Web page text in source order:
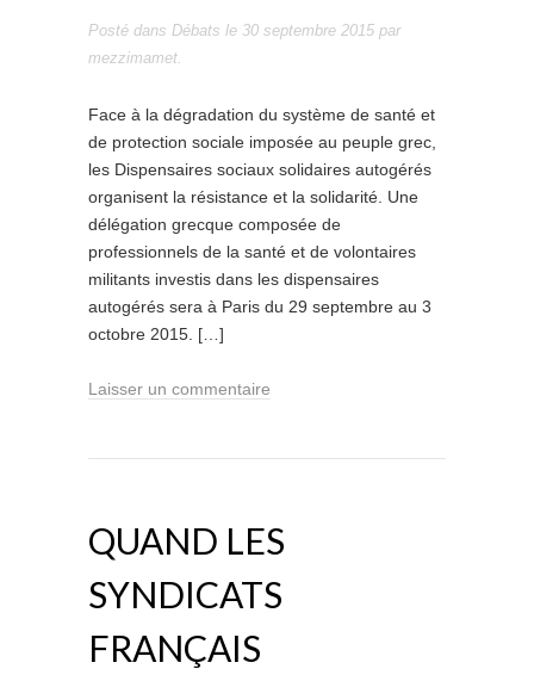
Posté dans Débats le 30 septembre 2015 par
mezzimamet.
Face à la dégradation du système de santé et
de protection sociale imposée au peuple grec,
les Dispensaires sociaux solidaires autogérés
organisent la résistance et la solidarité. Une
délégation grecque composée de
professionnels de la santé et de volontaires
militants investis dans les dispensaires
autogérés sera à Paris du 29 septembre au 3
octobre 2015. […]
Laisser un commentaire
QUAND LES
SYNDICATS
FRANÇAIS